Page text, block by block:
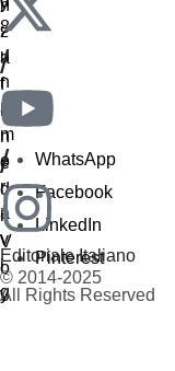
/
/
Editoriale Italiano
© 2014-2025
All Rights Reserved
WhatsApp
Facebook
LinkedIn
Pinterest